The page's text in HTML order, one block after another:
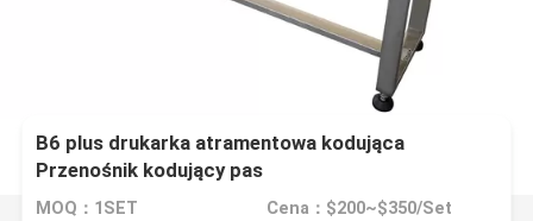
B6 plus drukarka atramentowa kodująca
Przenośnik kodujący pas
MOQ：1SET Cena：$200~$350/Set